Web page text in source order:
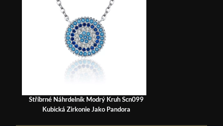
Stříbrné Náhrdelník Modrý Kruh Scn099
Kubická Zirkonie Jako Pandora